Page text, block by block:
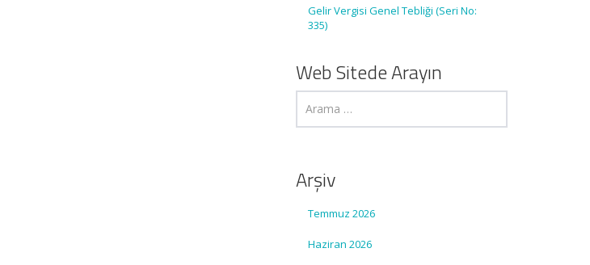
Gelir Vergisi Genel Tebliği (Seri No:
335)
Web Sitede Arayın
Arşiv
Temmuz 2026
Haziran 2026